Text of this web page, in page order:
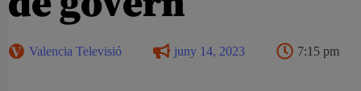
Valencia Televisió juny 14, 2023 7:15 pm